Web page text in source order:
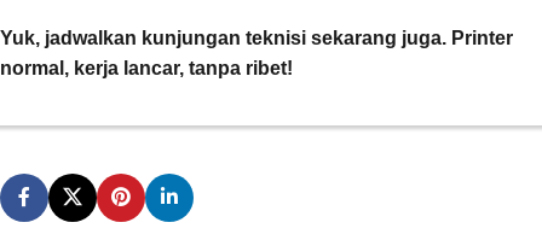
Yuk, jadwalkan kunjungan teknisi sekarang juga. Printer
normal, kerja lancar, tanpa ribet!